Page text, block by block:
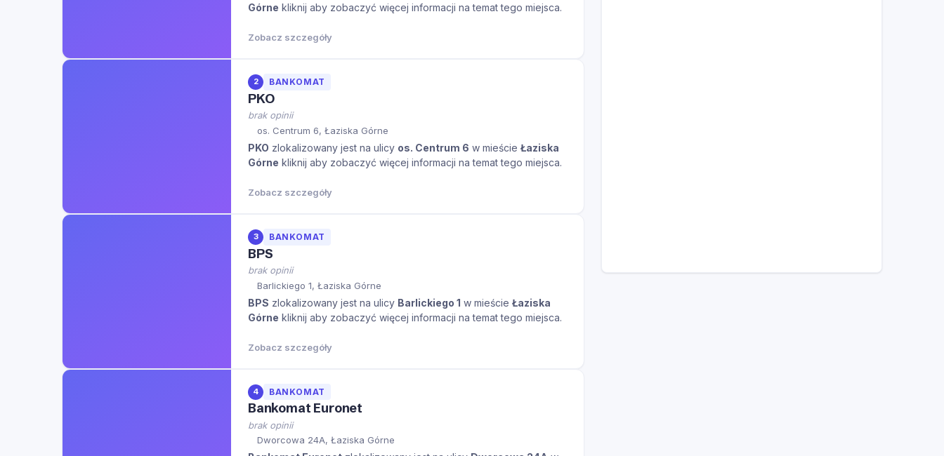
Górne kliknij aby zobaczyć więcej informacji na temat tego miejsca.
Zobacz szczegóły
2 BANKOMAT
PKO
brak opinii
os. Centrum 6, Łaziska Górne
PKO zlokalizowany jest na ulicy os. Centrum 6 w mieście Łaziska
Górne kliknij aby zobaczyć więcej informacji na temat tego miejsca.
Zobacz szczegóły
3 BANKOMAT
BPS
brak opinii
Barlickiego 1, Łaziska Górne
BPS zlokalizowany jest na ulicy Barlickiego 1 w mieście Łaziska
Górne kliknij aby zobaczyć więcej informacji na temat tego miejsca.
Zobacz szczegóły
4 BANKOMAT
Bankomat Euronet
brak opinii
Dworcowa 24A, Łaziska Górne